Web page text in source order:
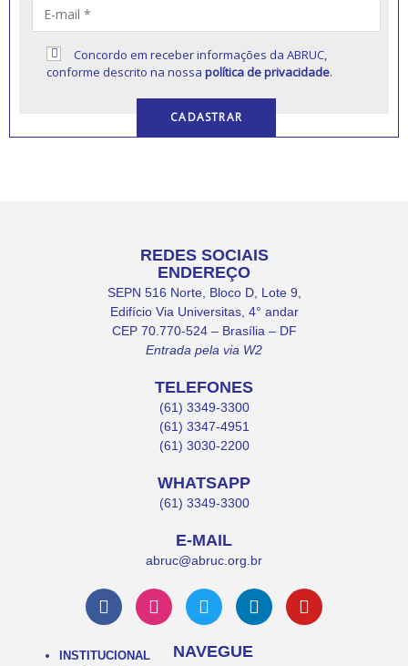
Concordo em receber informações da ABRUC,
conforme descrito na nossapolítica de privacidade.
REDES SOCIAIS
ENDEREÇO
SEPN 516 Norte, Bloco D, Lote 9,
Edifício Via Universitas, 4° andar
CEP 70.770-524 – Brasília – DF
Entrada pela via W2
TELEFONES
(61) 3349-3300
(61) 3347-4951
(61) 3030-2200
WHATSAPP
(61) 3349-3300
E-MAIL
abruc@abruc.org.br
NAVEGUE
INSTITUCIONAL